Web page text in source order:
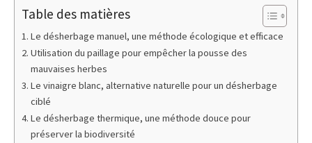
Table des matières
Le désherbage manuel, une méthode écologique et efficace
Utilisation du paillage pour empêcher la pousse des
mauvaises herbes
Le vinaigre blanc, alternative naturelle pour un désherbage
ciblé
Le désherbage thermique, une méthode douce pour
préserver la biodiversité